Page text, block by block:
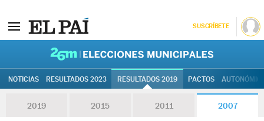
SUSCRÍBETE
NOTICIAS RESULTADOS 2023 RESULTADOS 2019 PACTOS
2019 2015 2011 2007